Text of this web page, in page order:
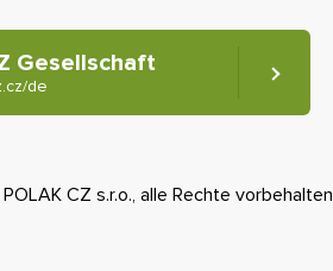
Gesellschaft
de
CZ s.r.o., alle Rechte vorbehalten